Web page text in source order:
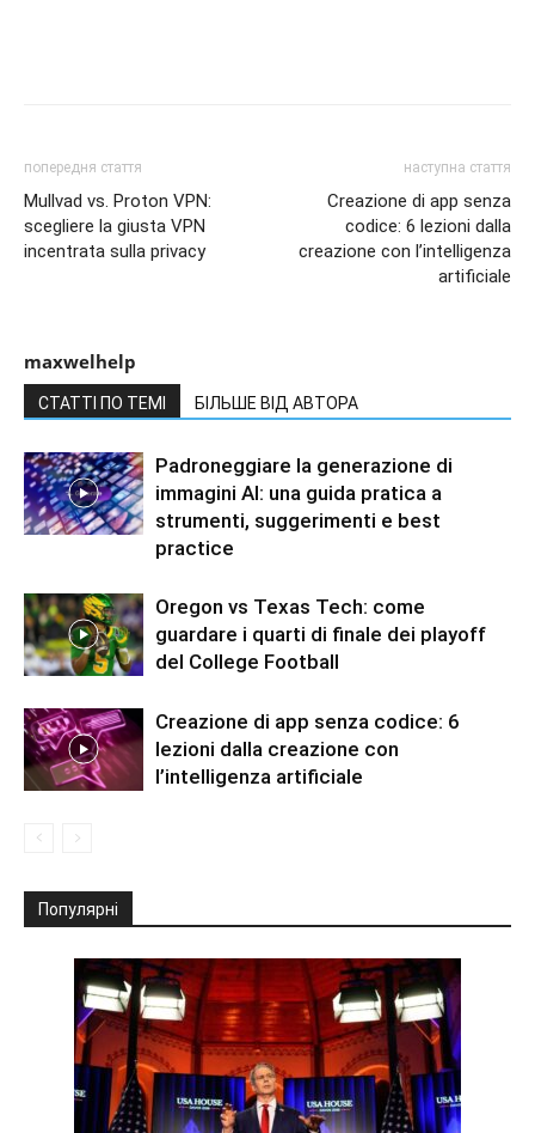
попередня стаття
Mullvad vs. Proton VPN:
scegliere la giusta VPN
incentrata sulla privacy
наступна стаття
Creazione di app senza
codice: 6 lezioni dalla
creazione con l’intelligenza
artificiale
maxwelhelp
СТАТТІ ПО ТЕМІ БІЛЬШЕ ВІД АВТОРА
Padroneggiare la generazione di
immagini AI: una guida pratica a
strumenti, suggerimenti e best
practice
Oregon vs Texas Tech: come
guardare i quarti di finale dei playoff
del College Football
Creazione di app senza codice: 6
lezioni dalla creazione con
l’intelligenza artificiale
Популярні